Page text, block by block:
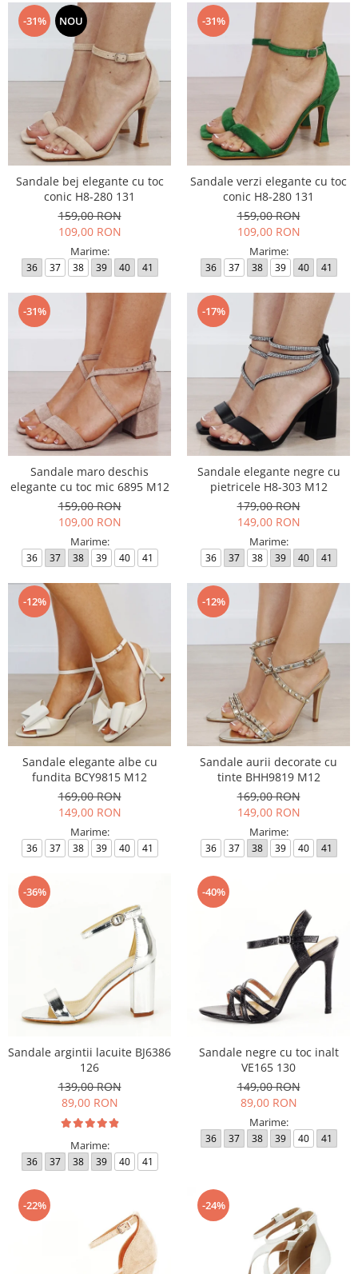
-31% NOU
Sandale bej elegante cu toc
conic H8-280 131
159,00 RON
109,00 RON
Marime:
36 37 38 39 40 41
-31%
Sandale verzi elegante cu toc
conic H8-280 131
159,00 RON
109,00 RON
Marime:
36 37 38 39 40 41
-31%
Sandale maro deschis
elegante cu toc mic 6895 M12
159,00 RON
109,00 RON
Marime:
36 37 38 39 40 41
-17%
Sandale elegante negre cu
pietricele H8-303 M12
179,00 RON
149,00 RON
Marime:
36 37 38 39 40 41
-12%
Sandale elegante albe cu
fundita BCY9815 M12
169,00 RON
149,00 RON
Marime:
36 37 38 39 40 41
-12%
Sandale aurii decorate cu
tinte BHH9819 M12
169,00 RON
149,00 RON
Marime:
36 37 38 39 40 41
-36%
Sandale argintii lacuite BJ6386
126
139,00 RON
89,00 RON
Marime:
36 37 38 39 40 41
-40%
Sandale negre cu toc inalt
VE165 130
149,00 RON
89,00 RON
Marime:
36 37 38 39 40 41
-22% -24%